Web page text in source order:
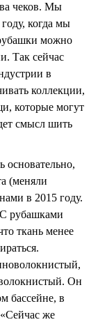
чеков. Мы
когда мы
можно
Так сейчас
в
коллекции,
которые могут
смысл шить
основательно,
(меняли
в 2015 году.
рубашками
ткань менее
Он
бассейне, в
же